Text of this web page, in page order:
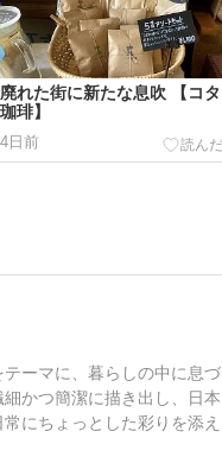
廃れた街に新たな息吹 【コタ
珈琲】
4日前
ーマに、暮らしの中に息づ
かつ簡潔に描き出し、日本
にちょっとした彩りを添え